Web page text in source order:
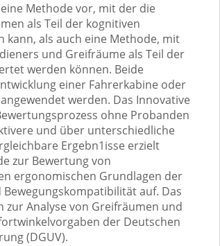
Methode vor, mit der die
als Teil der kognitiven
kann, als auch eine Methode, mit
und Greifräume als Teil der
werden können. Beide
einer Fahrerkabine oder
werden. Das Innovative
ohne Probanden
und über unterschiedliche
Ergebn1isse erzielt
zur Bewertung von
ergonomischen Grundlagen der
auf. Das
Analyse von Greifräumen und
der Deutschen
(DGUV).